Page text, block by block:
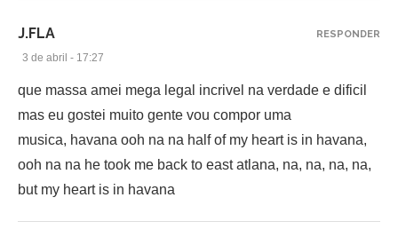
J.FLA
3 de abril - 17:27
que massa amei mega legal incrivel na verdade e dificil
mas eu gostei muito gente vou compor uma
musica, havana ooh na na half of my heart is in havana,
ooh na na he took me back to east atlana, na, na, na, na,
but my heart is in havana
RESPONDER